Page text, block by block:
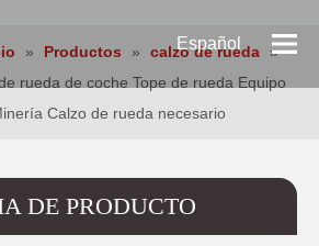
Español
Pусский
» Productos » calzo de rueda
»
rueda de coche Tope de rueda Equipo
Calzo de rueda necesario
DE PRODUCTO